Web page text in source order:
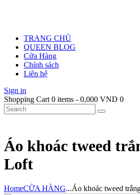
TRANG CHỦ
QUEEN BLOG
Cửa Hàng
Chính sách
Liên hệ
Sign in
Shopping Cart 0 items - 0,000 VND 0
Áo khoác tweed
Loft
HomeCỬA HÀNG...Áo khoác tweed